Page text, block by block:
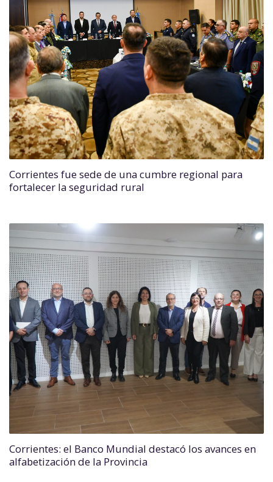
Corrientes fue sede de una cumbre regional para
fortalecer la seguridad rural
Corrientes: el Banco Mundial destacó los avances en
alfabetización de la Provincia